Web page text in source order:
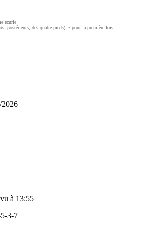
écurie
postérieurs, des quatre pieds), • pour la première fois.
à 13:55
3-7